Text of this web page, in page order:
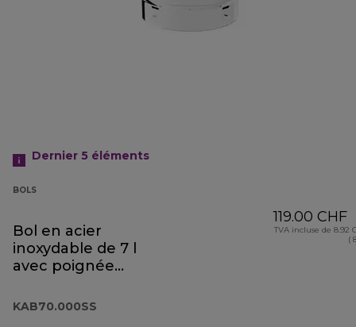
Dernier 5 éléments
BOLS
Bol en acier
inoxydable de 7 l
avec poignée
KAB70.000SS
119.00 CHF
TVA incluse de 8.92
(